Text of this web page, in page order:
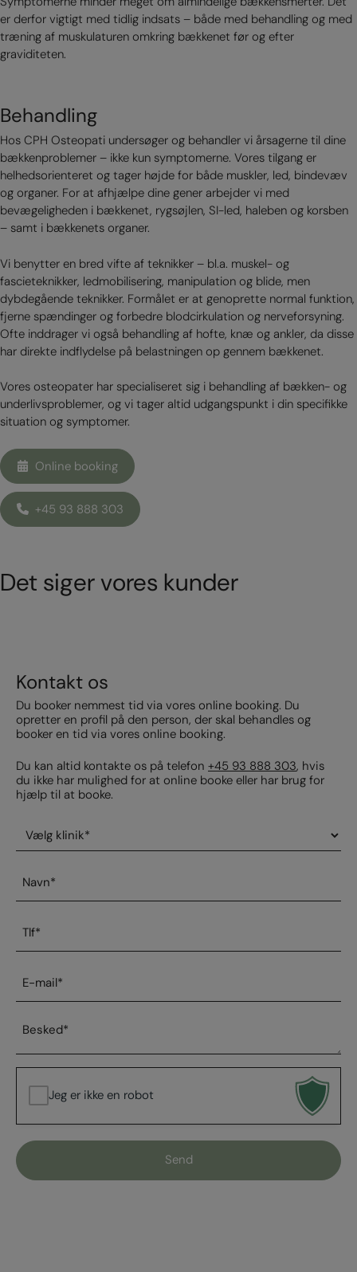
er derfor vigtigt med tidlig indsats – både med behandling og med
træning af muskulaturen omkring bækkenet før og efter
graviditeten.
Behandling
Hos CPH Osteopati undersøger og behandler vi årsagerne til dine
bækkenproblemer – ikke kun symptomerne. Vores tilgang er
helhedsorienteret og tager højde for både muskler, led, bindevæv
og organer. For at afhjælpe dine gener arbejder vi med
bevægeligheden i bækkenet, rygsøjlen, SI-led, haleben og korsben
– samt i bækkenets organer.
Vi benytter en bred vifte af teknikker – bl.a. muskel- og
fascieteknikker, ledmobilisering, manipulation og blide, men
dybdegående teknikker. Formålet er at genoprette normal funktion,
fjerne spændinger og forbedre blodcirkulation og nerveforsyning.
Ofte inddrager vi også behandling af hofte, knæ og ankler, da disse
har direkte indflydelse på belastningen op gennem bækkenet.
Vores osteopater har specialiseret sig i behandling af bækken- og
underlivsproblemer, og vi tager altid udgangspunkt i din specifikke
situation og symptomer.
Online booking
+45 93 888 303
Det siger vores kunder
Kontakt os
Du booker nemmest tid via vores online booking. Du
opretter en profil på den person, der skal behandles og
booker en tid via vores online booking.
Du kan altid kontakte os på telefon +45 93 888 303, hvis
du ikke har mulighed for at online booke eller har brug for
hjælp til at booke.
Vælg
klinik
*
mail
*
Besked
*
Jeg er ikke en robot